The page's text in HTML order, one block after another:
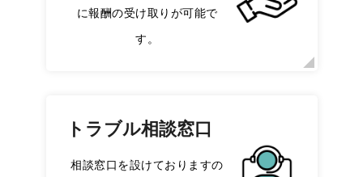
に報酬の受け取りが可能で
す。
トラブル相談窓口
相談窓口を設けておりますの